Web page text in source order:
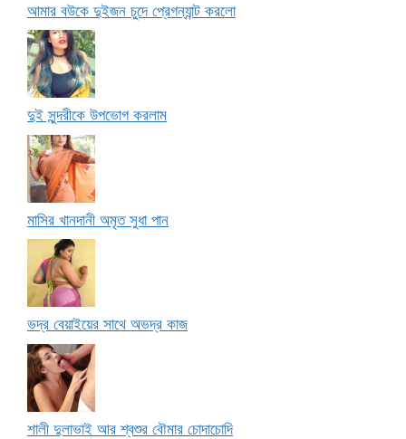
আমার বউকে দুইজন চুদে প্রেগন্যান্ট করলো
দুই সুন্দরীকে উপভোগ করলাম
মাসির খানদানী অমৃত সুধা পান
ভদ্র বেয়াইয়ের সাথে অভদ্র কাজ
শালী দুলাভাই আর শ্বশুর বৌমার চোদাচোদি